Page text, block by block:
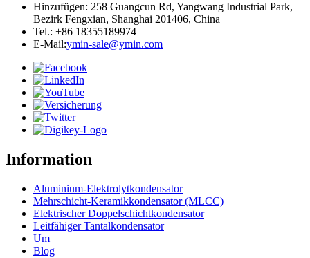
Hinzufügen: 258 Guangcun Rd, Yangwang Industrial Park,
Bezirk Fengxian, Shanghai 201406, China
Tel.: +86 18355189974
E-Mail:ymin-sale@ymin.com
Information
Aluminium-Elektrolytkondensator
Mehrschicht-Keramikkondensator (MLCC)
Elektrischer Doppelschichtkondensator
Leitfähiger Tantalkondensator
Um
Blog